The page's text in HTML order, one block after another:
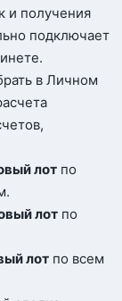
и получения
подключает
в Личном
лот по
лот по
лот по всем